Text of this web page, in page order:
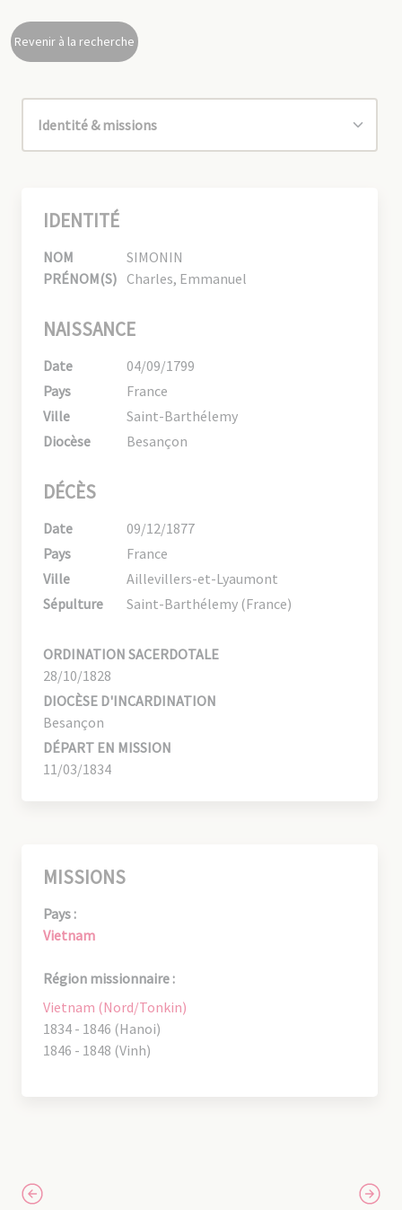
Revenir à la recherche
IDENTITÉ
NOM
SIMONIN
PRÉNOM(S) Charles, Emmanuel
NAISSANCE
Date
04/09/1799
Pays
France
Ville
Saint-Barthélemy
Diocèse
Besançon
DÉCÈS
Date
09/12/1877
Pays
France
Ville
Aillevillers-et-Lyaumont
Sépulture
Saint-Barthélemy (France)
ORDINATION SACERDOTALE
28/10/1828
DIOCÈSE D'INCARDINATION
Besançon
DÉPART EN MISSION
11/03/1834
MISSIONS
Pays :
Vietnam
Région missionnaire :
Vietnam (Nord/Tonkin)
1834 - 1846 (Hanoi)
1846 - 1848 (Vinh)